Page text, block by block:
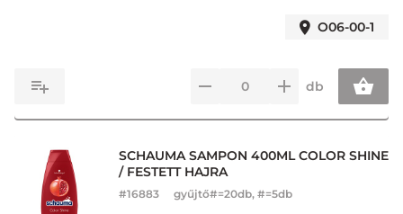
O06-00-1
db
SCHAUMA SAMPON 400ML COLOR SHINE
/ FESTETT HAJRA
#16883 gyűjtő#=20db, #=5db